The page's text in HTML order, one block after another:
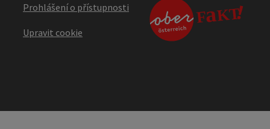
Prohlášení o přístupnosti
Upravit cookie